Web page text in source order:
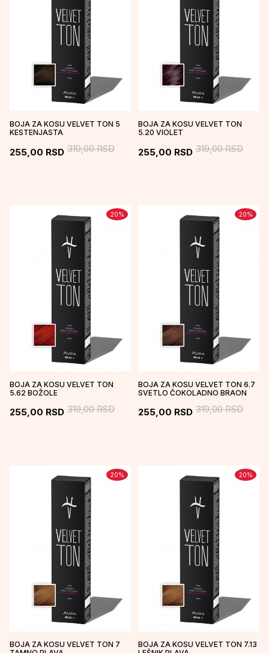
BOJA ZA KOSU VELVET TON 5
KESTENJASTA
255,00 RSD 319,00RSD
BOJA ZA KOSU VELVET TON
5.20 VIOLET
255,00 RSD 319,00RSD
20%
BOJA ZA KOSU VELVET TON
5.62 BOŽOLE
255,00 RSD 319,00RSD
20%
BOJA ZA KOSU VELVET TON 6.7
SVETLO ČOKOLADNO BRAON
255,00 RSD 319,00RSD
20%
BOJA ZA KOSU VELVET TON 7
20%
BOJA ZA KOSU VELVET TON 7.13